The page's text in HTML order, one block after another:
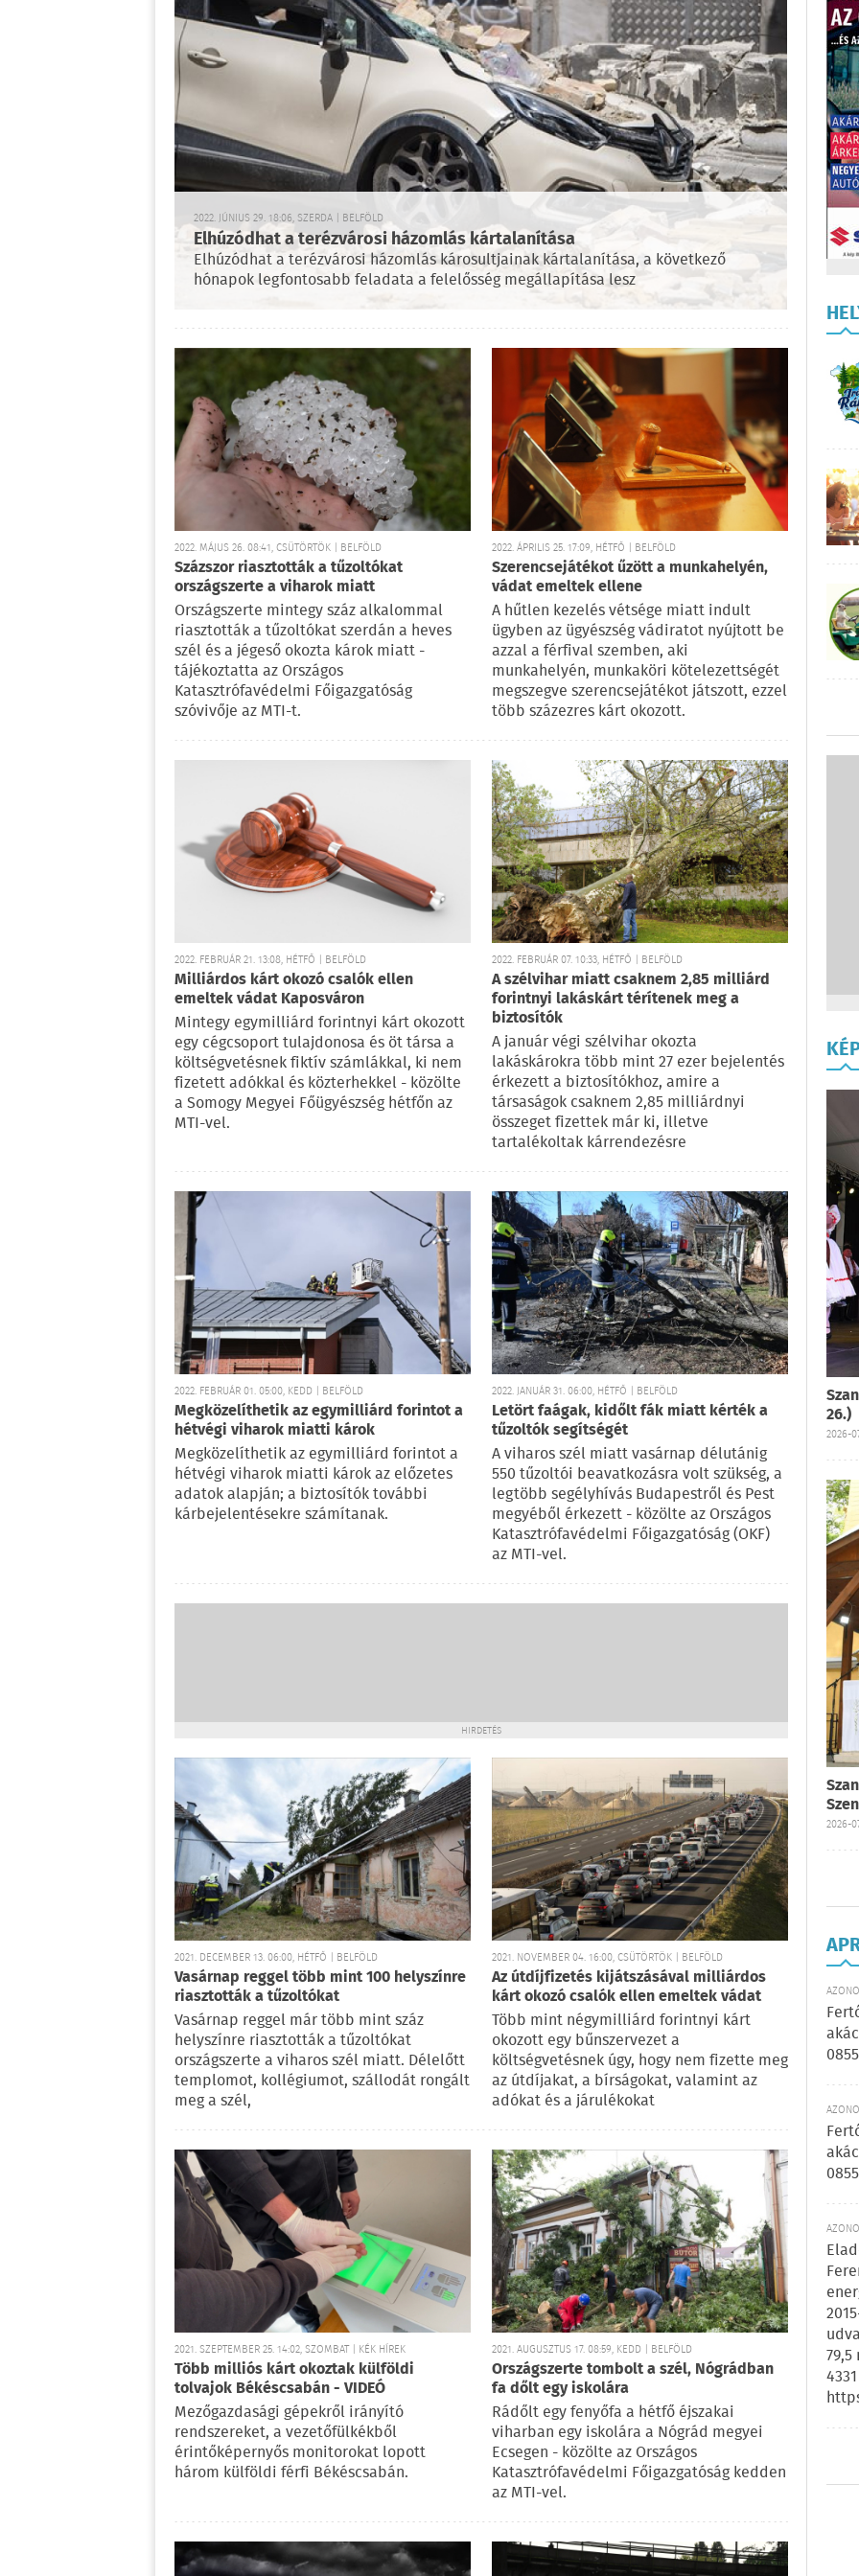
2022. JÚNIUS 29. 18:06, SZERDA | BELFÖLD
Elhúzódhat a terézvárosi házomlás kártalanítása
Elhúzódhat a terézvárosi házomlás károsultjainak kártalanítása, a következő
hónapok legfontosabb feladata a felelősség megállapítása lesz
2022. MÁJUS 26. 08:41, CSÜTÖRTÖK | BELFÖLD
Százszor riasztották a tűzoltókat
országszerte a viharok miatt
Országszerte mintegy száz alkalommal
riasztották a tűzoltókat szerdán a heves
szél és a jégeső okozta károk miatt -
tájékoztatta az Országos
Katasztrófavédelmi Főigazgatóság
szóvivője az MTI-t.
2022. ÁPRILIS 25. 17:09, HÉTFŐ | BELFÖLD
Szerencsejátékot űzött a munkahelyén,
vádat emeltek ellene
A hűtlen kezelés vétsége miatt indult
ügyben az ügyészség vádiratot nyújtott be
azzal a férfival szemben, aki
munkahelyén, munkaköri kötelezettségét
megszegve szerencsejátékot játszott, ezzel
több százezres kárt okozott.
2022. FEBRUÁR 21. 13:08, HÉTFŐ | BELFÖLD
Milliárdos kárt okozó csalók ellen
emeltek vádat Kaposváron
Mintegy egymilliárd forintnyi kárt okozott
egy cégcsoport tulajdonosa és öt társa a
költségvetésnek fiktív számlákkal, ki nem
fizetett adókkal és közterhekkel - közölte
a Somogy Megyei Főügyészség hétfőn az
MTI-vel.
2022. FEBRUÁR 07. 10:33, HÉTFŐ | BELFÖLD
A szélvihar miatt csaknem 2,85 milliárd
forintnyi lakáskárt térítenek meg a
biztosítók
A január végi szélvihar okozta
lakáskárokra több mint 27 ezer bejelentés
érkezett a biztosítókhoz, amire a
társaságok csaknem 2,85 milliárdnyi
összeget fizettek már ki, illetve
tartalékoltak kárrendezésre
2022. FEBRUÁR 01. 05:00, KEDD | BELFÖLD
Megközelíthetik az egymilliárd forintot a
hétvégi viharok miatti károk
Megközelíthetik az egymilliárd forintot a
hétvégi viharok miatti károk az előzetes
adatok alapján; a biztosítók további
kárbejelentésekre számítanak.
2022. JANUÁR 31. 06:00, HÉTFŐ | BELFÖLD
Letört faágak, kidőlt fák miatt kérték a
tűzoltók segítségét
A viharos szél miatt vasárnap délutánig
550 tűzoltói beavatkozásra volt szükség, a
legtöbb segélyhívás Budapestről és Pest
megyéből érkezett - közölte az Országos
Katasztrófavédelmi Főigazgatóság (OKF)
az MTI-vel.
HIRDETÉS
2021. DECEMBER 13. 06:00, HÉTFŐ | BELFÖLD
Vasárnap reggel több mint 100 helyszínre
riasztották a tűzoltókat
Vasárnap reggel már több mint száz
helyszínre riasztották a tűzoltókat
országszerte a viharos szél miatt. Délelőtt
templomot, kollégiumot, szállodát rongált
meg a szél,
2021. NOVEMBER 04. 16:00, CSÜTÖRTÖK | BELFÖLD
Az útdíjfizetés kijátszásával milliárdos
kárt okozó csalók ellen emeltek vádat
Több mint négymilliárd forintnyi kárt
okozott egy bűnszervezet a
költségvetésnek úgy, hogy nem fizette meg
az útdíjakat, a bírságokat, valamint az
adókat és a járulékokat
2021. SZEPTEMBER 25. 14:02, SZOMBAT | KÉK HÍREK
Több milliós kárt okoztak külföldi
tolvajok Békéscsabán - VIDEÓ
Mezőgazdasági gépekről irányító
rendszereket, a vezetőfülkékből
érintőképernyős monitorokat lopott
három külföldi férfi Békéscsabán.
2021. AUGUSZTUS 17. 08:59, KEDD | BELFÖLD
Országszerte tombolt a szél, Nógrádban
fa dőlt egy iskolára
Rádőlt egy fenyőfa a hétfő éjszakai
viharban egy iskolára a Nógrád megyei
Ecsegen - közölte az Országos
Katasztrófavédelmi Főigazgatóság kedden
az MTI-vel.
26.)
2026-
2026-
4331